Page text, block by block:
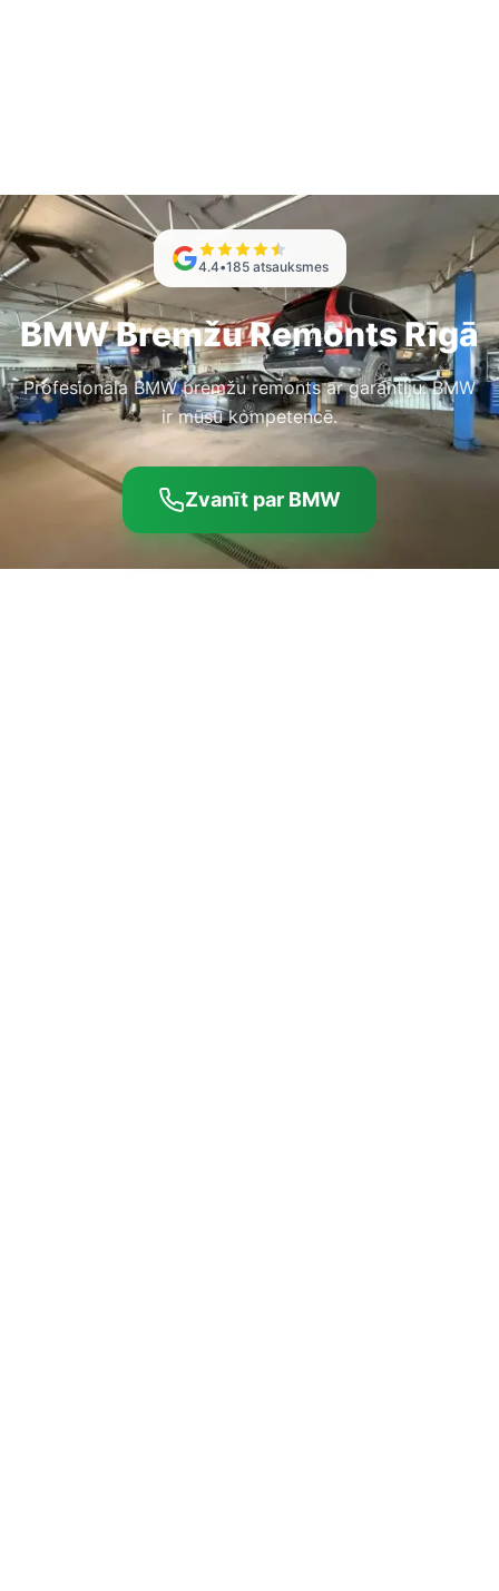
4.4•185 atsauksmes
BMW Bremžu Remonts Rīgā
Profesionāla BMW bremžu remonts ar garantiju. BMW
ir mūsu kompetencē.
Zvanīt par BMW